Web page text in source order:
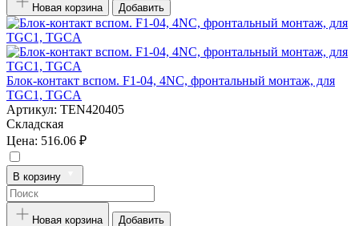
Новая корзина Добавить
Блок-контакт вспом. F1-04, 4NC, фронтальный монтаж, для
TGC1, TGCA
Артикул: TEN420405
Складская
Цена: 516.06 ₽
В корзину
Новая корзина Добавить